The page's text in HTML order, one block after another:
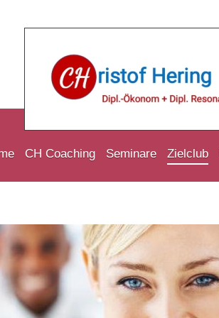
CH Coaching Seminare Zielclub